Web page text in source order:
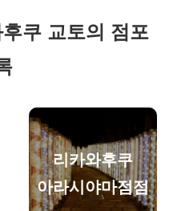
쿠 교토의 점포
리카와후쿠
아라시야마점점